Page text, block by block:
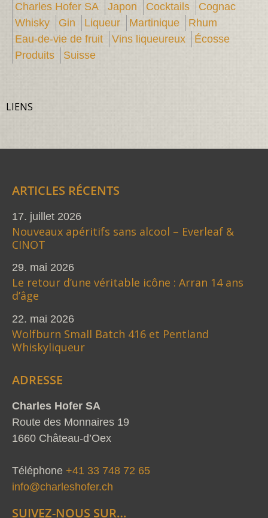
Charles Hofer SA
Japon Cocktails
Cognac
Whisky
Gin Liqueur Martinique
Rhum
Eau-de-vie de fruit
Vins liqueureux
Écosse
Produits
Suisse
LIENS
ARTICLES RÉCENTS
17. juillet 2026
Nouveaux apéritifs sans alcool – Everleaf &
CINOT
29. mai 2026
Le retour d’une véritable icône : Arran 14 ans
d’âge
22. mai 2026
Wolfburn Small Batch 416 et Pentland
Whiskyliqueur
ADRESSE
Charles Hofer SA
Route des Monnaires 19
1660 Château-d’Oex
Téléphone +41 33 748 72 65
info@charleshofer.ch
SUIVEZ-NOUS SUR…